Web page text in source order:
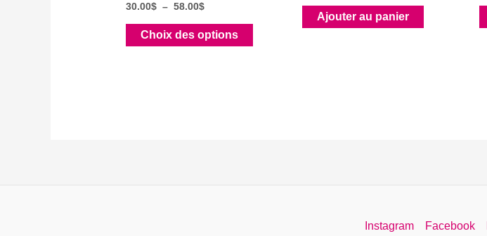
30.00$ – 58.00$Plage
prix :
30.00$
Choix des options
Ce
produit
Ajouter au panier
Instagram Facebook